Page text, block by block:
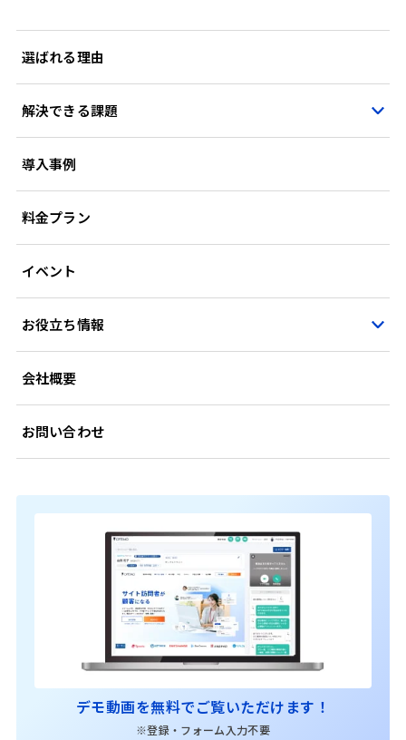
選ばれる理由
解決できる課題
導入事例
料金プラン
イベント
お役立ち情報
会社概要
お問い合わせ
デモ動画を無料でご覧いただけます！
※登録・フォーム入力不要